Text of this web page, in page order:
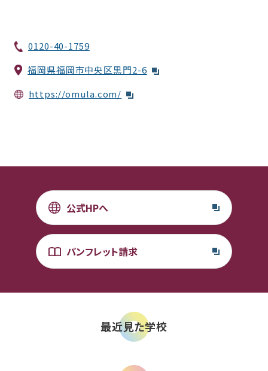
0120-40-1759
福岡県福岡市中央区黒門2-6
https://omula.com/
公式HPへ
パンフレット請求
最近見た学校